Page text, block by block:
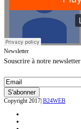
Newsletter
Souscrire à notre newsletter
Copyright 2017| B24WEB